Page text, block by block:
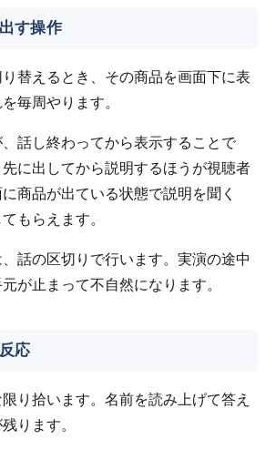
す操作
替えるとき、その商品を画面下に表
毎周やります。
話し終わってから表示することで
に出してから説明するほうが視聴者
商品が出ている状態で説明を聞く
もらえます。
話の区切りで行います。実演の途中
が止まって不自然になります。
応
り拾います。名前を読み上げて答え
ります。